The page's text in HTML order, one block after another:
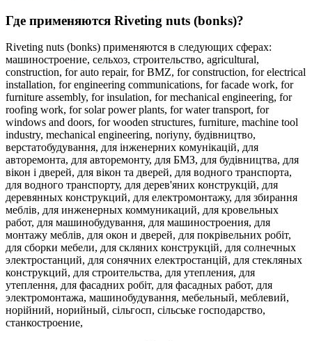
Где применяются Riveting nuts (bonks)?
Riveting nuts (bonks) применяются в следующих сферах:
машиностроение, сельхоз, строительство, agricultural,
construction, for auto repair, for BMZ, for construction, for electrical
installation, for engineering communications, for facade work, for
furniture assembly, for insulation, for mechanical engineering, for
roofing work, for solar power plants, for water transport, for
windows and doors, for wooden structures, furniture, machine tool
industry, mechanical engineering, noriyny, будівництво,
верстатобудування, для інженерних комунікацій, для
авторемонта, для авторемонту, для БМЗ, для будівництва, для
вікон і дверей, для вікон та дверей, для водного транспорта,
для водного транспорту, для дерев'яних конструкцій, для
деревянных конструкций, для електромонтажу, для збирання
меблів, для инженерных коммуникаций, для кровельных
работ, для машинобудування, для машиностроения, для
монтажу меблів, для окон и дверей, для покрівельних робіт,
для сборки мебели, для скляних конструкцій, для солнечных
электростанций, для сонячних електростанцій, для стекляных
конструкций, для строительства, для утепления, для
утеплення, для фасадних робіт, для фасадных работ, для
электромонтажа, машинобудування, мебельный, меблевий,
норійний, норийный, сільгосп, сільське господарство,
станкостроение,